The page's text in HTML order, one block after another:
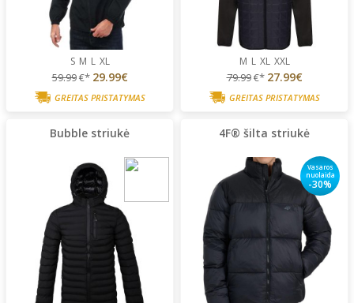
S M L XL
59.99€* 29.99€
GREITAS PRISTATYMAS
M L XL XXL
79.99€* 27.99€
GREITAS PRISTATYMAS
Bubble striukė 4F® šilta striukė
Vasaros
nuolaida
-30%